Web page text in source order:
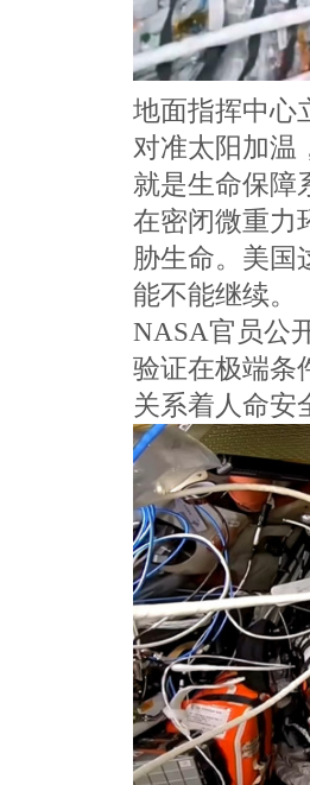
地面指挥中心
对准太阳加温
就是生命保障
在密闭微重力
胁生命。美国
能不能继续。
NASA官员公
验证在极端条
关系着人命安